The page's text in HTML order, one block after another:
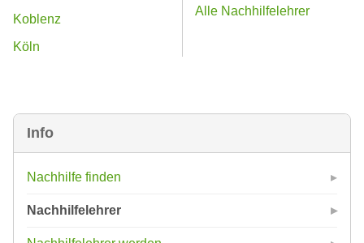
Info
Nachhilfe finden
Nachhilfelehrer
Koblenz
Köln
Alle Nachhilfelehrer